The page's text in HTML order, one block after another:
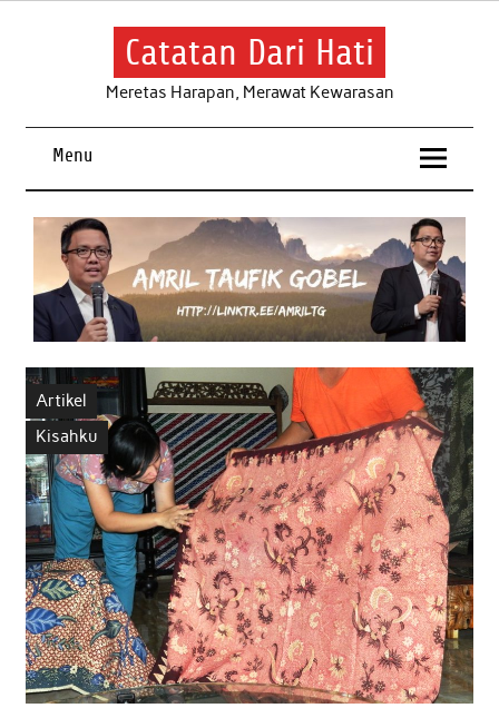
Skip
Catatan Dari Hati
Meretas Harapan, Merawat Kewarasan
Menu
Artikel
Kisahku